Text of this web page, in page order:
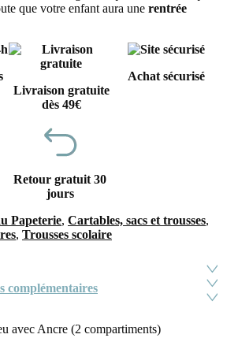
que votre enfant aura une rentrée
Livraison gratuite
dès 49€
Achat sécurisé
Retour gratuit 30
jours
Papeterie, Cartables, sacs et trousses,
, Trousses scolaire
complémentaires
avec Ancre (2 compartiments)